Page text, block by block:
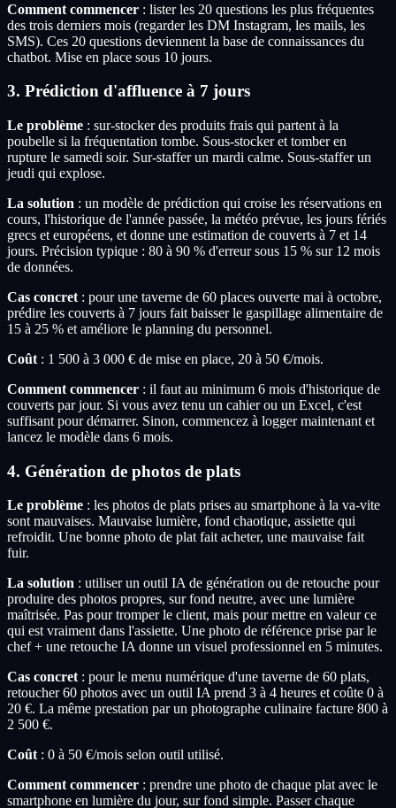
Comment commencer : lister les 20 questions les plus fréquentes
des trois derniers mois (regarder les DM Instagram, les mails, les
SMS). Ces 20 questions deviennent la base de connaissances du
chatbot. Mise en place sous 10 jours.
3. Prédiction d'affluence à 7 jours
Le problème : sur-stocker des produits frais qui partent à la
poubelle si la fréquentation tombe. Sous-stocker et tomber en
rupture le samedi soir. Sur-staffer un mardi calme. Sous-staffer un
jeudi qui explose.
La solution : un modèle de prédiction qui croise les réservations en
cours, l'historique de l'année passée, la météo prévue, les jours fériés
grecs et européens, et donne une estimation de couverts à 7 et 14
jours. Précision typique : 80 à 90 % d'erreur sous 15 % sur 12 mois
de données.
Cas concret : pour une taverne de 60 places ouverte mai à octobre,
prédire les couverts à 7 jours fait baisser le gaspillage alimentaire de
15 à 25 % et améliore le planning du personnel.
Coût : 1 500 à 3 000 € de mise en place, 20 à 50 €/mois.
Comment commencer : il faut au minimum 6 mois d'historique de
couverts par jour. Si vous avez tenu un cahier ou un Excel, c'est
suffisant pour démarrer. Sinon, commencez à logger maintenant et
lancez le modèle dans 6 mois.
4. Génération de photos de plats
Le problème : les photos de plats prises au smartphone à la va-vite
sont mauvaises. Mauvaise lumière, fond chaotique, assiette qui
refroidit. Une bonne photo de plat fait acheter, une mauvaise fait
fuir.
La solution : utiliser un outil IA de génération ou de retouche pour
produire des photos propres, sur fond neutre, avec une lumière
maîtrisée. Pas pour tromper le client, mais pour mettre en valeur ce
qui est vraiment dans l'assiette. Une photo de référence prise par le
chef + une retouche IA donne un visuel professionnel en 5 minutes.
Cas concret : pour le menu numérique d'une taverne de 60 plats,
retoucher 60 photos avec un outil IA prend 3 à 4 heures et coûte 0 à
20 €. La même prestation par un photographe culinaire facture 800 à
2 500 €.
Coût : 0 à 50 €/mois selon outil utilisé.
Comment commencer : prendre une photo de chaque plat avec le
smartphone en lumière du jour, sur fond simple. Passer chaque